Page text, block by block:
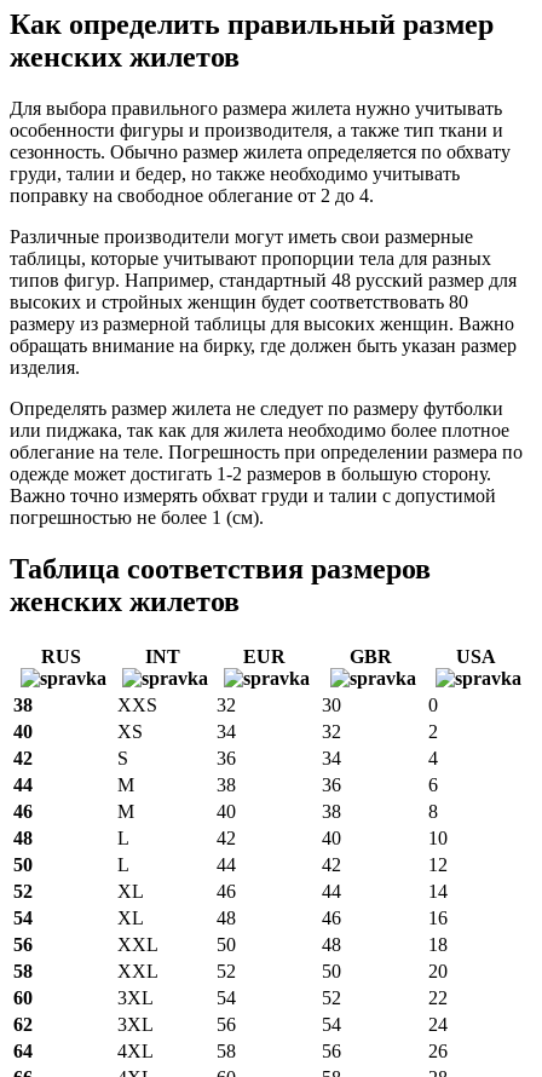
Как определить правильный размер
женских жилетов
Для выбора правильного размера жилета нужно учитывать
особенности фигуры и производителя, а также тип ткани и
сезонность. Обычно размер жилета определяется по обхвату
груди, талии и бедер, но также необходимо учитывать
поправку на свободное облегание от 2 до 4.
Различные производители могут иметь свои размерные
таблицы, которые учитывают пропорции тела для разных
типов фигур. Например, стандартный 48 русский размер для
высоких и стройных женщин будет соответствовать 80
размеру из размерной таблицы для высоких женщин. Важно
обращать внимание на бирку, где должен быть указан размер
изделия.
Определять размер жилета не следует по размеру футболки
или пиджака, так как для жилета необходимо более плотное
облегание на теле. Погрешность при определении размера по
одежде может достигать 1-2 размеров в большую сторону.
Важно точно измерять обхват груди и талии с допустимой
погрешностью не более 1 (см).
Таблица соответствия размеров
женских жилетов
RUS INT EUR GBR USA
38 XXS 32 30
0
40
XS 34 32
2
42
S 36 34
4
44
M 38 36
6
46
M 40 38
8
48
L 42 40
10
50
L 44 42
12
52
XL 46 44
14
54
XL 48 46
16
56
XXL 50 48
18
58
XXL 52 50
20
60
3XL 54 52
22
62
3XL 56 54
24
64
4XL 58 56
26